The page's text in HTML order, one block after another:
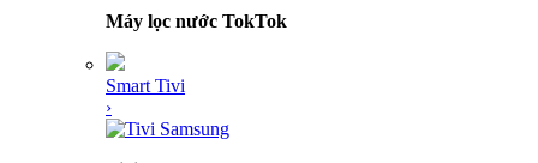
Máy lọc nước TokTok
Smart Tivi
›